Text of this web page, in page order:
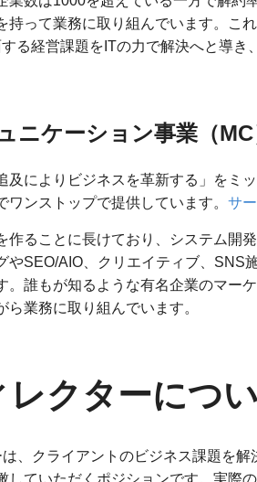
持って業務に取り組んでいます。こ
る経営課題をITの力で解決へと導き
ニケーション事業（MC
及によりビジネスを革新する」をミ
ンストップで提供しています。 サ
作ることに長けており、システム開
やSEO/AIO、クリエイティブ、SNS
。誰もが知るような有名企業のマー
業務に取り組んでいます。
クターにつ
、クライアントのビジネス課題を解
していただくポジションです。実際